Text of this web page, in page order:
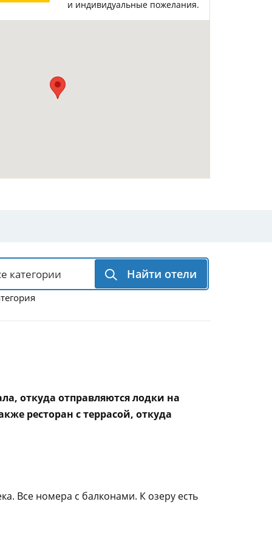
и индивидуальные пожелания.
Найти отели
откуда отправляются лодки на
ресторан с террасой, откуда
Все номера с балконами. К озеру есть